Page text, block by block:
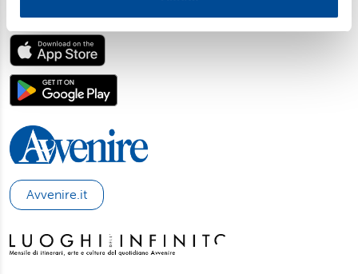
analizzare il nostro traffico. Condividiamo inoltre
informazioni sul modo in cui utilizza il nostro sito con i
nostri partner, che si occupano di analisi dei dati web,
pubblicità e social media, i quali potrebbero combinarle
con altre informazioni che ha fornito loro o che hanno
raccolto dal suo utilizzo dei loro servizi. Scegliendo
“Rifiuta” saranno installati solo i cookie tecnici necessari
per il buon funzionamento del sito, con “Personalizza”
potrà scegliere quali tipi di cookie saranno installati sul
suo dispositivo. Potrà modificare in ogni momento le sue
presente in ogni pagina del nostro sito. Per maggior
informazioni sul trattamento dei suoi dati visiti la nostra
SCARICA L'APP
Avvenire.it